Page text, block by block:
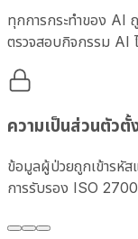
ทุกการกระทำของ
ตรวจสอบกิจกรรม AI
ความเป็นส่วนตัว
ข้อมูลผู้ป่วยถูกเข้ารหั
การรับรอง ISO